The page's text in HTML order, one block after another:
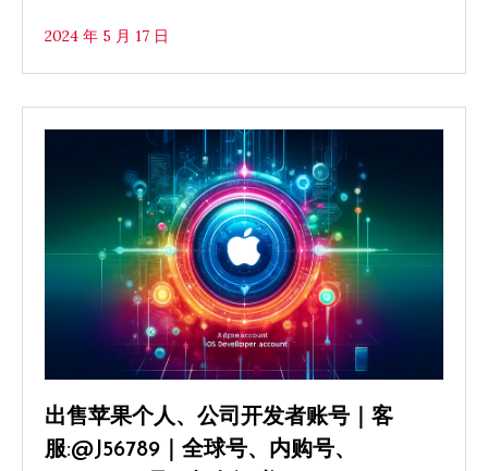
2024 年 5 月 17 日
出售苹果个人、公司开发者账号｜客
服:@J56789｜全球号、内购号、